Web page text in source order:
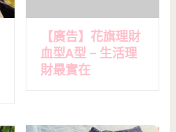
【廣告】花旗理財
血型A型 – 生活理
財最實在